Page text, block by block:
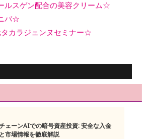
ルスゲン配合の美容クリーム☆
バ☆
カラジェンヌセミナー☆
ェーンAIでの暗号資産投資: 安全な入金
市場情報を徹底解説